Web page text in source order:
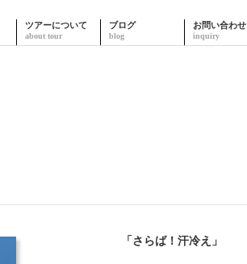
ツアーについて ブログ お問い合わせ
「さらば！汗冷え」